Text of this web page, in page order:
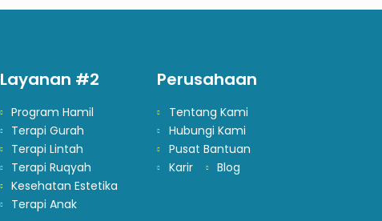
Layanan #2
Program Hamil
Terapi Gurah
Terapi Lintah
Terapi Ruqyah
Kesehatan Estetika
Terapi Anak
Perusahaan
Tentang Kami
Hubungi Kami
Pusat Bantuan
Karir
Blog